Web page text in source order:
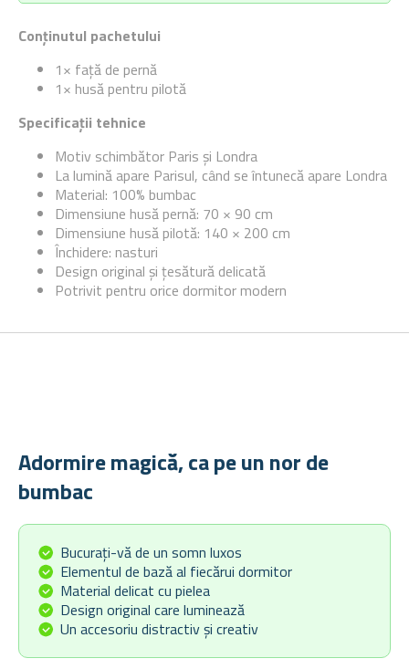
Conținutul pachetului
1× față de pernă
1× husă pentru pilotă
Specificații tehnice
Motiv schimbător Paris și Londra
La lumină apare Parisul, când se întunecă apare Londra
Material: 100% bumbac
Dimensiune husă pernă: 70 × 90 cm
Dimensiune husă pilotă: 140 × 200 cm
Închidere: nasturi
Design original și țesătură delicată
Potrivit pentru orice dormitor modern
Adormire magică, ca pe un nor de
bumbac
Bucurați-vă de un somn luxos
Elementul de bază al fiecărui dormitor
Material delicat cu pielea
Design original care luminează
Un accesoriu distractiv și creativ